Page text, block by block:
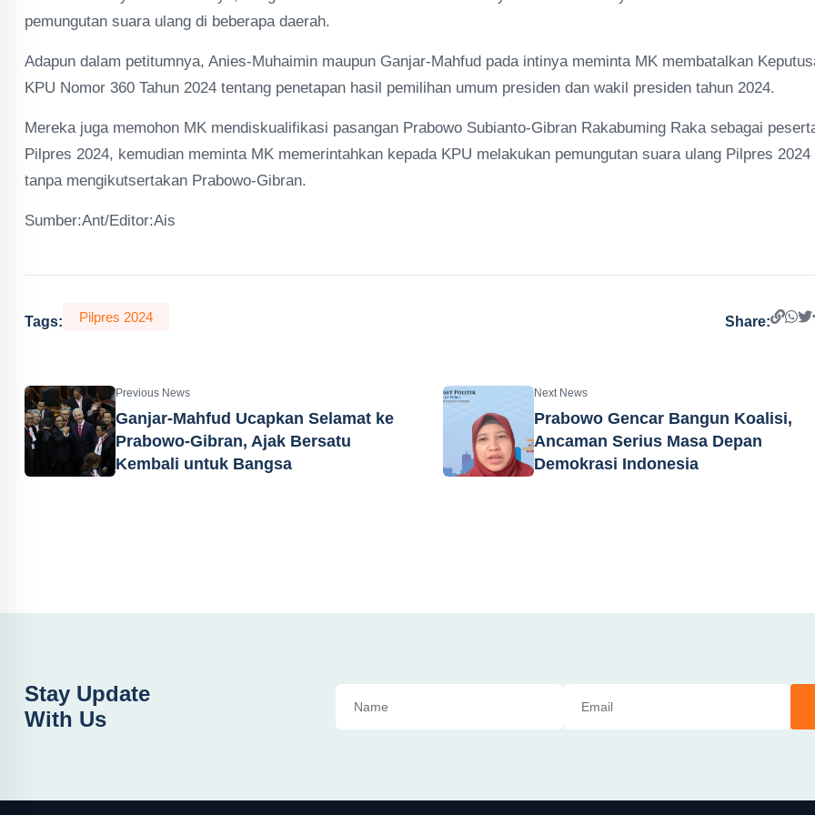
pemungutan suara ulang di beberapa daerah.
Adapun dalam petitumnya, Anies-Muhaimin maupun Ganjar-Mahfud pada intinya meminta MK membatalkan
KPU Nomor 360 Tahun 2024 tentang penetapan hasil pemilihan umum presiden dan wakil presiden tahun 2024.
Mereka juga memohon MK mendiskualifikasi pasangan Prabowo Subianto-Gibran Rakabuming Raka sebagai
Pilpres 2024, kemudian meminta MK memerintahkan kepada KPU melakukan pemungutan suara ulang Pilpres 2024
tanpa mengikutsertakan Prabowo-Gibran.
Sumber:Ant/Editor:Ais
Tags: Pilpres 2024 Share:
Previous News
Ganjar-Mahfud Ucapkan Selamat ke
Prabowo-Gibran, Ajak Bersatu
Kembali untuk Bangsa
Next News
Prabowo Gencar Bangun Koalisi,
Ancaman Serius Masa Depan
Demokrasi Indonesia
Stay Update
With Us